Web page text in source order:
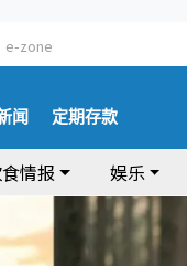
e-zone
闻 定期存款
情报 娱乐